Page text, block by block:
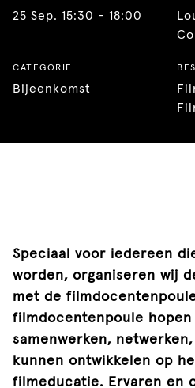
25 Sep. 15:30 - 18:00
CATEGORIE
Bijeenkomst
Speciaal voor iedereen
worden, organiseren wij
met de
filmdocentenpoule
samenwerken,
kunnen ontwikkelen op
filmeducatie. Ervaren en